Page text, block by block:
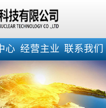
心 经营主业 联系我们